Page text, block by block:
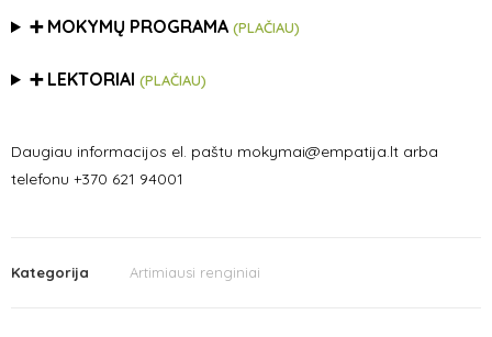
➕ MOKYMŲ PROGRAMA (PLAČIAU)
➕ LEKTORIAI (PLAČIAU)
Daugiau informacijos el. paštu mokymai@empatija.lt arba
telefonu +370 621 94001
Kategorija Artimiausi renginiai